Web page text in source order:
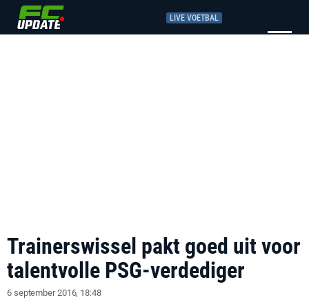
LIVE VOETBAL
Trainerswissel pakt goed uit voor
talentvolle PSG-verdediger
6 september 2016, 18:48